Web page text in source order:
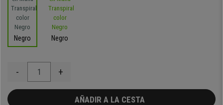
Negro Negro
- +
AÑADIR A LA CESTA